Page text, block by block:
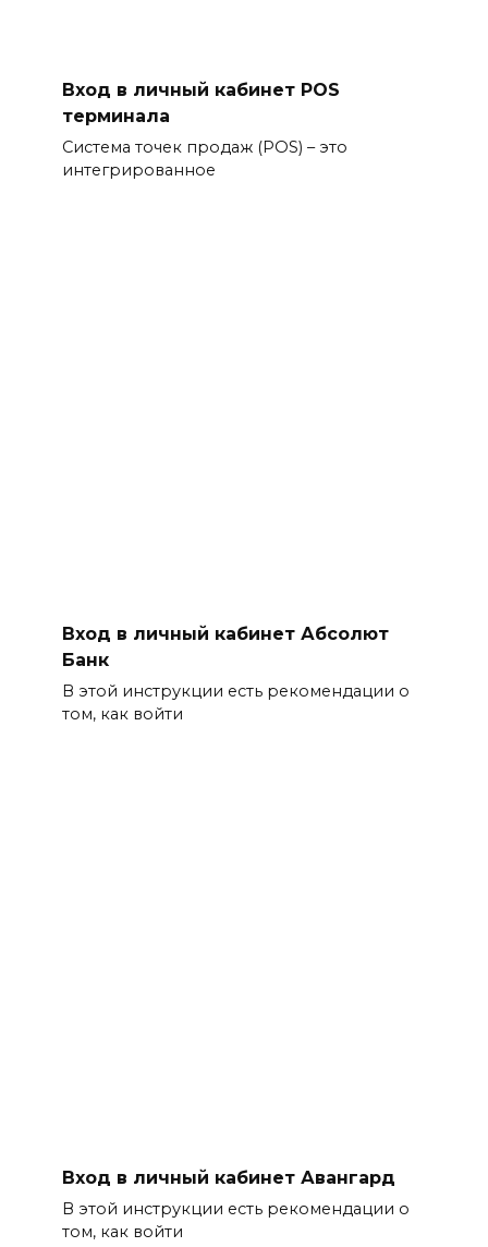
Вход в личный кабинет POS
терминала
Система точек продаж (POS) – это
интегрированное
Вход в личный кабинет Абсолют
Банк
В этой инструкции есть рекомендации о
том, как войти
Вход в личный кабинет Авангард
В этой инструкции есть рекомендации о
том, как войти